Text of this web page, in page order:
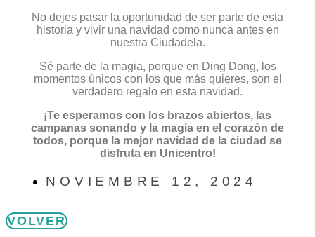
No dejes pasar la oportunidad de ser parte de esta
historia y vivir una navidad como nunca antes en
nuestra Ciudadela.
Sé parte de la magia, porque en Ding Dong, los
momentos únicos con los que más quieres, son el
verdadero regalo en esta navidad.
¡Te esperamos con los brazos abiertos, las
campanas sonando y la magia en el corazón de
todos, porque la mejor navidad de la ciudad se
disfruta en Unicentro!
NOVIEMBRE 12, 2024
VOLVER